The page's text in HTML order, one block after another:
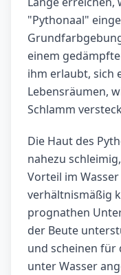
"Pythonaal"
einem
ihm erlaubt, sich
Lebensräumen,
Schlamm
Die Haut des
nahezu
Vorteil im
verhältnismäßig
prognathen
der Beute
und scheinen für
unter Wasser